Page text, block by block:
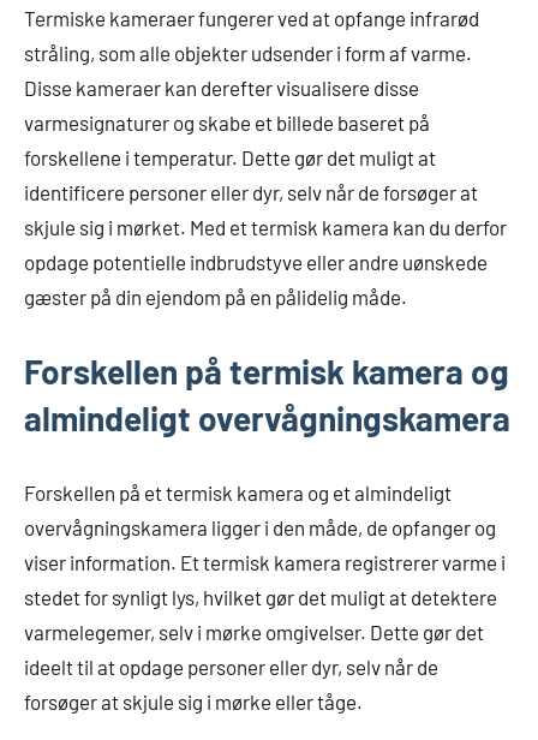
Termiske kameraer fungerer ved at opfange infrarød
stråling, som alle objekter udsender i form af varme.
Disse kameraer kan derefter visualisere disse
varmesignaturer og skabe et billede baseret på
forskellene i temperatur. Dette gør det muligt at
identificere personer eller dyr, selv når de forsøger at
skjule sig i mørket. Med et termisk kamera kan du derfor
opdage potentielle indbrudstyve eller andre uønskede
gæster på din ejendom på en pålidelig måde.
Forskellen på termisk kamera og
almindeligt overvågningskamera
Forskellen på et termisk kamera og et almindeligt
overvågningskamera ligger i den måde, de opfanger og
viser information. Et termisk kamera registrerer varme i
stedet for synligt lys, hvilket gør det muligt at detektere
varmelegemer, selv i mørke omgivelser. Dette gør det
ideelt til at opdage personer eller dyr, selv når de
forsøger at skjule sig i mørke eller tåge.